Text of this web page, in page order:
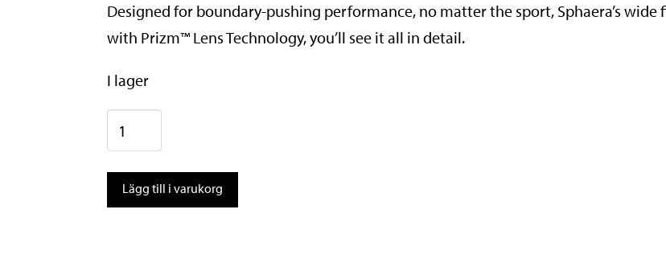
Designed for boundary-pushing performance, no matter the sport, Sphaera’s wide
with Prizm™ Lens Technology, you’ll see it all in detail.
I lager
Oakley
SPHAERA
Prizm
Road
Lägg till i varukorg